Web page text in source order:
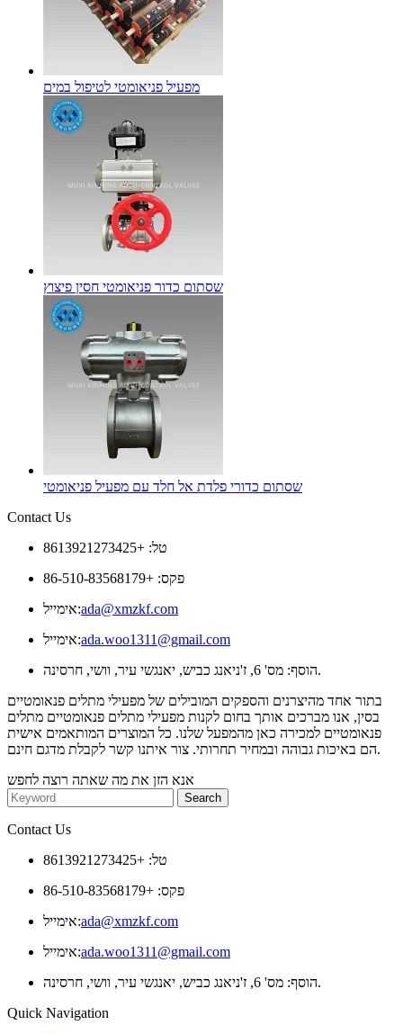
מפעיל פניאומטי לטיפול במים
שסתום כדור פניאומטי חסין פיצוץ
שסתום כדורי פלדת אל חלד עם מפעיל פניאומטי
Contact Us
טל: +8613921273425
פקס: +86-510-83568179
אימייל:ada@xmzkf.com
אימייל:ada.woo1311@gmail.com
הוסף: מס' 6, ז'ניאנג כביש, יאנגשי עיר, וושי, חרסינה.
בתור אחד מהיצרנים והספקים המובילים של מפעילי מתלים פנאומטיים
בסין, אנו מברכים אותך בחום לקנות מפעילי מתלים פנאומטיים מתלים
פנאומטיים למכירה כאן מהמפעל שלנו. כל המוצרים המותאמים אישית
הם באיכות גבוהה ובמחיר תחרותי. צור איתנו קשר לקבלת מדגם חינם.
אנא הזן את מה שאתה רוצה לחפש
Contact Us
טל: +8613921273425
פקס: +86-510-83568179
אימייל:ada@xmzkf.com
אימייל:ada.woo1311@gmail.com
הוסף: מס' 6, ז'ניאנג כביש, יאנגשי עיר, וושי, חרסינה.
Quick Navigation